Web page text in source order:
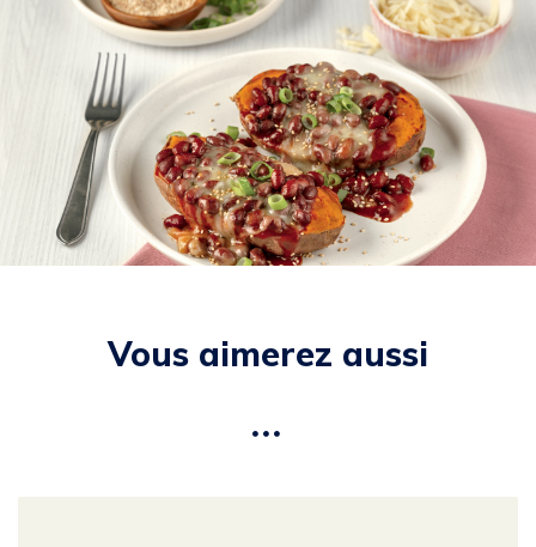
Vous aimerez aussi